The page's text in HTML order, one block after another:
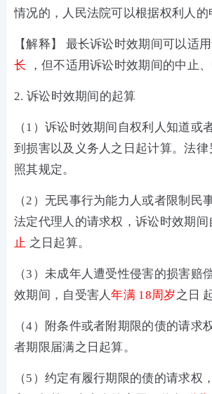
情况的，人民法院可以根据权利人的
【解释】 最长诉讼时效期间可以适
长 ，但不适用诉讼时效期间的中止
2. 诉讼时效期间的起算
（1）诉讼时效期间自权利人知道或
到损害以及义务人之日起计算。法律
照其规定。
（2）无民事行为能力人或者限制民
法定代理人的请求权，诉讼时效期间
止 之日起算。
（3）未成年人遭受性侵害的损害赔
效期间，自受害人年满 18周岁之日
（4）附条件或者附期限的债的请求
者期限届满之日起算。
（5）约定有履行期限的债的请求权